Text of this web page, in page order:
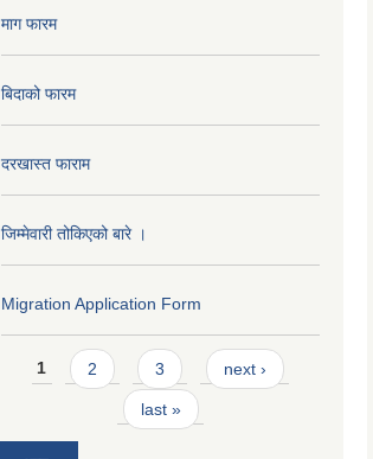
माग फारम
बिदाको फारम
दरखास्त फाराम
जिम्मेवारी तोकिएको बारे ।
Migration Application Form
Pages
1 2 3 next ›
last »